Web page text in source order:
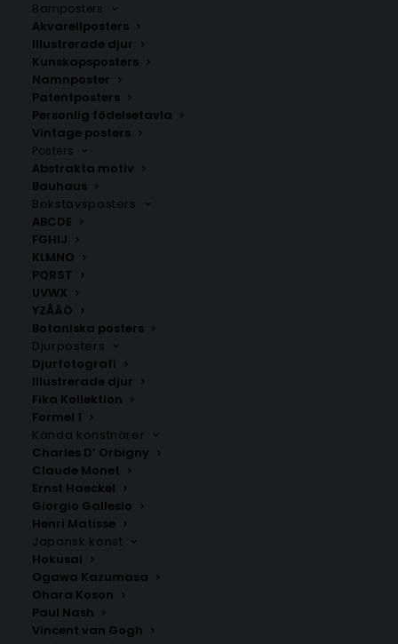
Barnposters
Akvarellposters
Illustrerade djur
Kunskapsposters
Namnposter
Patentposters
Personlig födelsetavla
Vintage posters
Posters
Abstrakta motiv
Bauhaus
Bokstavsposters
ABCDE
FGHIJ
KLMNO
PQRST
UVWX
YZÅÄÖ
Botaniska posters
Djurposters
Djurfotografi
Illustrerade djur
Fika Kollektion
Formel 1
Kända konstnärer
Charles D’ Orbigny
Claude Monet
Ernst Haeckel
Giorgio Gallesio
Henri Matisse
Japansk konst
Hokusai
Ogawa Kazumasa
Ohara Koson
Paul Nash
Vincent van Gogh
Välj mellan fyra olika storlekar: 50×70 cm, 40×50 cm,
30×40 cm och 21×30 cm.
Marks kommun
Fr. 200.00 kr